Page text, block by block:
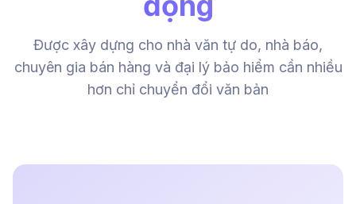
Được xây dựng cho nhà văn tự do, nhà báo,
chuyên gia bán hàng và đại lý bảo hiểm cần nhiều
hơn chỉ chuyển đổi văn bản